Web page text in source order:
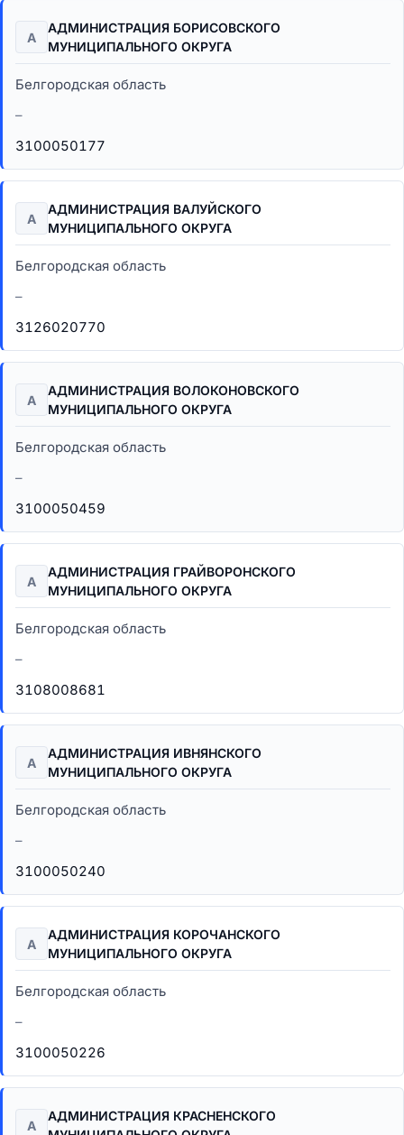
А
АДМИНИСТРАЦИЯ БОРИСОВСКОГО
МУНИЦИПАЛЬНОГО ОКРУГА
Белгородская область
–
3100050177
А
АДМИНИСТРАЦИЯ ВАЛУЙСКОГО
МУНИЦИПАЛЬНОГО ОКРУГА
Белгородская область
–
3126020770
А
АДМИНИСТРАЦИЯ ВОЛОКОНОВСКОГО
МУНИЦИПАЛЬНОГО ОКРУГА
Белгородская область
–
3100050459
А
АДМИНИСТРАЦИЯ ГРАЙВОРОНСКОГО
МУНИЦИПАЛЬНОГО ОКРУГА
Белгородская область
–
3108008681
А
АДМИНИСТРАЦИЯ ИВНЯНСКОГО
МУНИЦИПАЛЬНОГО ОКРУГА
Белгородская область
–
3100050240
А
АДМИНИСТРАЦИЯ КОРОЧАНСКОГО
МУНИЦИПАЛЬНОГО ОКРУГА
Белгородская область
–
3100050226
А
АДМИНИСТРАЦИЯ КРАСНЕНСКОГО